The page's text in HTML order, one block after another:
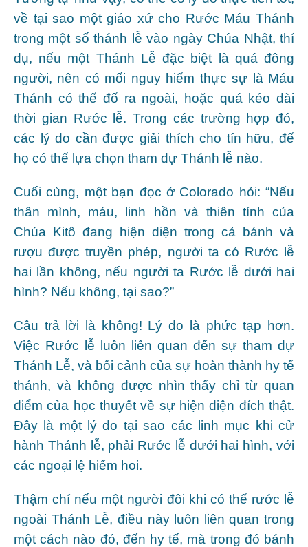
về tại sao một giáo xứ cho Rước Máu Thánh
trong một số thánh lễ vào ngày Chúa Nhật, thí
dụ, nếu một Thánh Lễ đặc biệt là quá đông
người, nên có mối nguy hiểm thực sự là Máu
Thánh có thể đổ ra ngoài, hoặc quá kéo dài
thời gian Rước lễ. Trong các trường hợp đó,
các lý do cần được giải thích cho tín hữu, để
họ có thể lựa chọn tham dự Thánh lễ nào.
Cuối cùng, một bạn đọc ở Colorado hỏi: “Nếu
thân mình, máu, linh hồn và thiên tính của
Chúa Kitô đang hiện diện trong cả bánh và
rượu được truyền phép, người ta có Rước lễ
hai lần không, nếu người ta Rước lễ dưới hai
hình? Nếu không, tại sao?”
Câu trả lời là không! Lý do là phức tạp hơn.
Việc Rước lễ luôn liên quan đến sự tham dự
Thánh Lễ, và bối cảnh của sự hoàn thành hy tế
thánh, và không được nhìn thấy chỉ từ quan
điểm của học thuyết về sự hiện diện đích thật.
Đây là một lý do tại sao các linh mục khi cử
hành Thánh lễ, phải Rước lễ dưới hai hình, với
các ngoại lệ hiếm hoi.
Thậm chí nếu một người đôi khi có thể rước lễ
ngoài Thánh Lễ, điều này luôn liên quan trong
một cách nào đó, đến hy tế, mà trong đó bánh